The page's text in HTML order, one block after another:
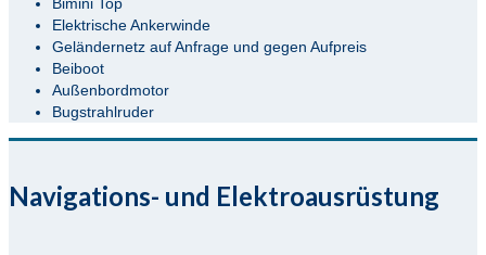
Elektrische Ankerwinde
Geländernetz auf Anfrage und gegen Aufpreis
Beiboot
Außenbordmotor
Bugstrahlruder
Navigations- und Elektroausrüstung